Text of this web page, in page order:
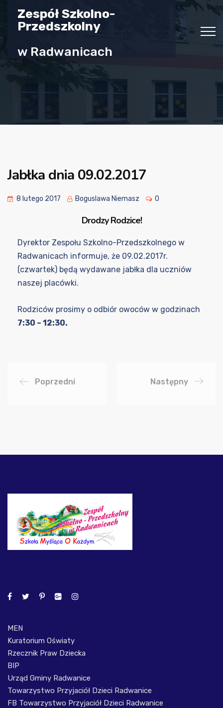
Zespół Szkolno-
Przedszkolny
w Radwanicach
Jabłka dnia 09.02.2017
8 lutego 2017 Boguslawa Niemasz 0
Drodzy Rodzice!
Dyrektor Zespołu Szkolno-Przedszkolnego w
Radwanicach informuje, że 09.02.2017r.
(czwartek) będą wydawane jabłka dla uczniów
naszej placówki.
Rodziców prosimy o odbiór owoców w godzinach
7:30 – 12:30.
Poprzedni Następny
MEN
Kuratorium Oświaty
Rzecznik Praw Dziecka
BIP
Urząd Gminy Radwanice
Towarzystwo Przyjaciół Dzieci Radwanice
FB Towarzystwo Przyjaciół Dzieci Radwanice